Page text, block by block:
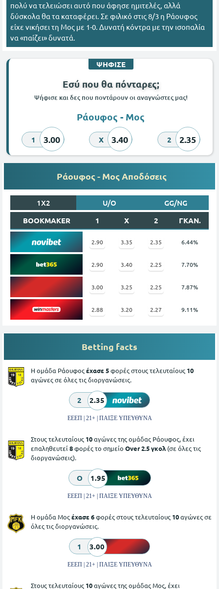
πολύ να τελειώσει αυτό που άφησε ημιτελές, αλλά
δύσκολα θα τα καταφέρει. Σε φιλικό στις 8/3 η Ράουφος
είχε νικήσει τη Μος με 1-0. Δυνατή κόντρα με την ισοπαλία
να «παίζει» δυνατά.
ΨΗΦΙΣΕ
Εσύ που θα πόνταρες;
Ψήφισε και δες που ποντάρουν οι αναγνώστες μας!
Ράουφος - Μος
1 3.00 X 3.40 2 2.35
Ράουφος - Μος Αποδόσεις
1X2 U/O
GG/NG
BOOKMAKER
1 X 2 ΓΚΑΝ.
2.90 3.35 2.35 6.44%
2.90 3.40 2.25 7.70%
3.00 3.25 2.25 7.87%
2.88 3.20 2.27 9.11%
Betting facts
Η ομάδα Ράουφοςέχασε 5φορές στους τελευταίους 10
αγώνες σε όλες τις διοργανώσεις.
2 2.35
ΕΕΕΠ | 21+ | ΠΑΙΞΕ ΥΠΕΥΘΥΝΑ
Στους τελευταίους 10αγώνες της ομάδας Ράουφος, έχει
επαληθευτεί 8φορές το σημείο Over 2.5 γκολ (σε όλες τις
διοργανώσεις).
O 1.95
ΕΕΕΠ | 21+ | ΠΑΙΞΕ ΥΠΕΥΘΥΝΑ
Η ομάδα Μοςέχασε 6φορές στους τελευταίους 10αγώνες σε
όλες τις διοργανώσεις.
1 3.00
ΕΕΕΠ | 21+ | ΠΑΙΞΕ ΥΠΕΥΘΥΝΑ
Στους τελευταίους 10αγώνες της ομάδας Μος, έχει